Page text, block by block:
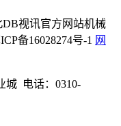
DB视讯官方网站机械
备16028274号-1 网
城 电话：0310-